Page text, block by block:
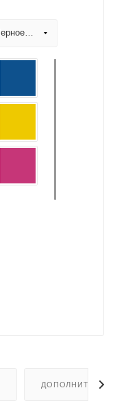
OP.B.1078 / PBk7 / Черный / Черное дерево